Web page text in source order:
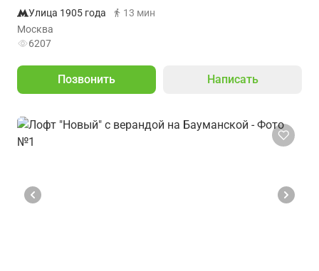
Улица 1905 года
13 мин
Москва
6207
Позвонить Написать